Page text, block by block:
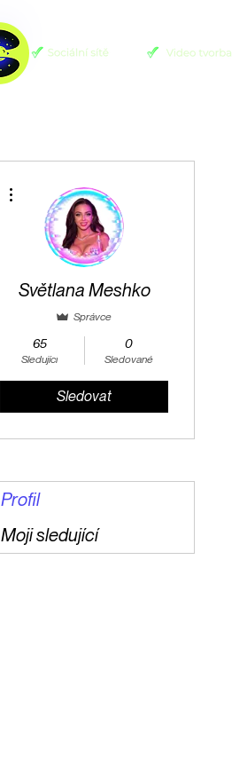
Světlana Meshko
Správce
65
Sledující
0
Sledované
Sledovat
Profil
Moji sledující